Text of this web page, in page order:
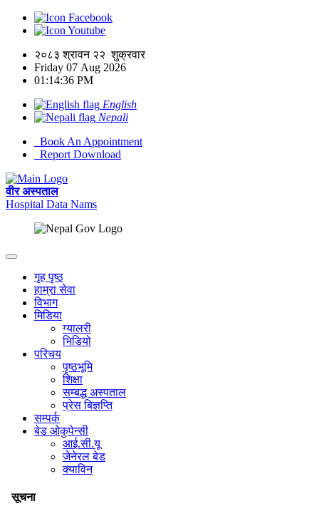
Facebook
Youtube
२०८३ श्रावन २२ शुक्रवार
Friday 07 Aug 2026
01:14:36 PM
English
Nepali
Book An Appointment
Report Download
वीर अस्पताल
Hospital Data Nams
गृह पृष्ठ
हाम्रा सेवा
विभाग
मिडिया
ग्यालरी
भिडियो
परिचय
पृष्ठभूमि
शिक्षा
सम्बद्ध अस्पताल
प्रेस बिज्ञप्ति
सम्पर्क
बेड ओकुपेन्सी
आई.सी.यू
जेनेरल बेड
क्याविन
सूचना